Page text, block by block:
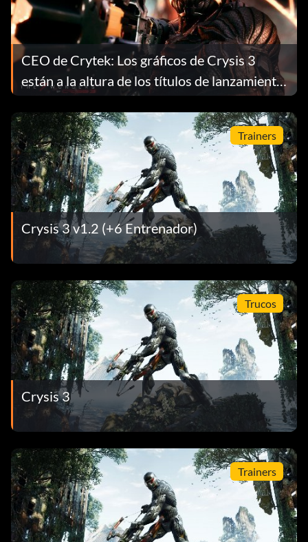
CEO de Crytek: Los gráficos de Crysis 3
están a la altura de los títulos de lanzamiento
de la próxima generación
Trainers
Crysis 3 v1.2 (+6 Entrenador)
Trucos
Crysis 3
Trainers